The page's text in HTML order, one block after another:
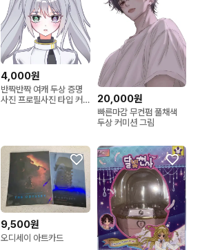
4,000원
반짝반짝 여캐 두상 증명
사진 프로필사진 타입 커
20,000원
빠른마감 무컨펌 풀채색
두상 커미션 그림
9,500원
오디세이 아트카드